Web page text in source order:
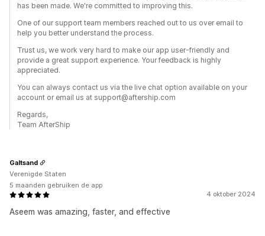
has been made. We're committed to improving this.
One of our support team members reached out to us over email to
help you better understand the process.
Trust us, we work very hard to make our app user-friendly and
provide a great support experience. Your feedback is highly
appreciated.
You can always contact us via the live chat option available on your
account or email us at support@aftership.com
Regards,
Team AfterShip
4 oktober 2024
Aseem was amazing, faster, and effective
Galtsand
Verenigde Staten
5 maanden gebruiken de app